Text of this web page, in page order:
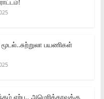
மூடல்..சுற்றுலா பயணிகள்
ஏற்பு.. அமெரிக்காவுக்கு